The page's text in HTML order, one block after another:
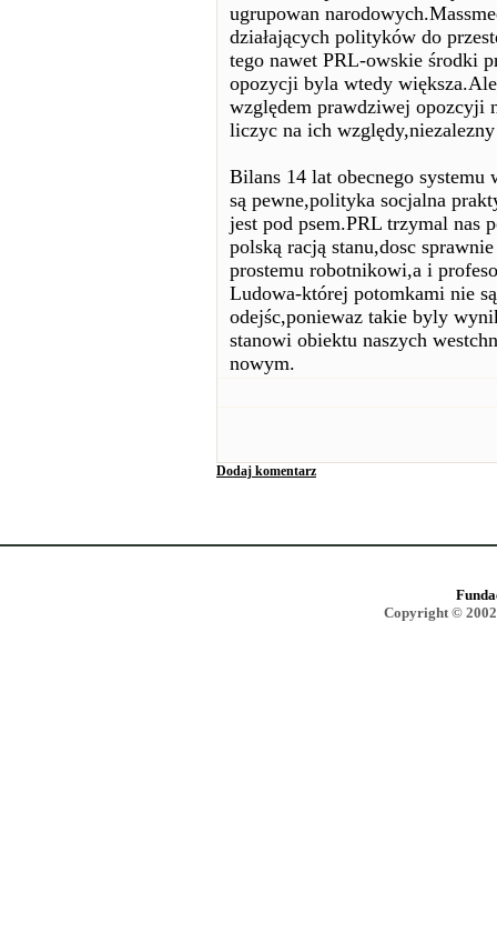
ugrupowan
działających polityków do
tego nawet PRL-owskie środki
opozycji byla wtedy
względem prawdziwej opozcyji
liczyc na ich
Bilans 14 lat obecnego systemu
są pewne,polityka socjalna
jest pod psem.PRL trzymal nas
polską racją stanu,dosc
prostemu robotnikowi,a i
Ludowa-której potomkami nie
odejśc,poniewaz takie byly
stanowi obiektu naszych
nowym.
Dodaj komentarz
Copyright ©